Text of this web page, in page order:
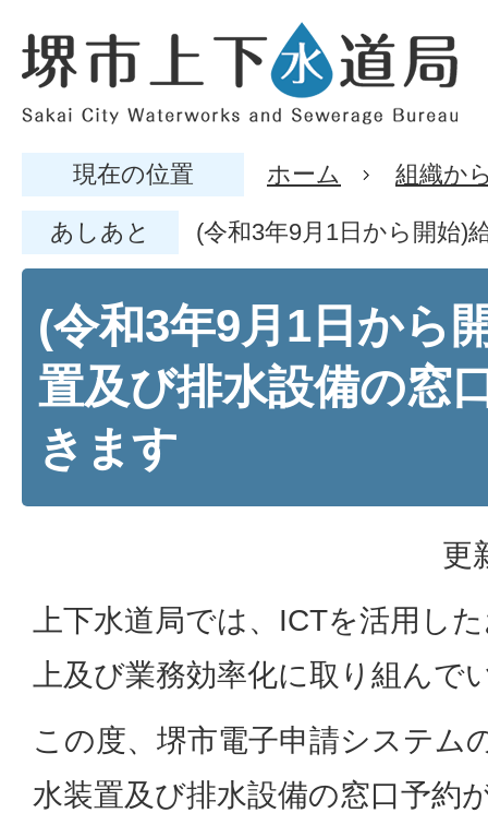
現在の位置 ホーム 組織か
あしあと (令和3年9月1日から開始)
(令和3年9月1日から
置及び排水設備の窓
きます
更
上下水道局では、ICTを活用し
上及び業務効率化に取り組んで
この度、堺市電子申請システム
水装置及び排水設備の窓口予約